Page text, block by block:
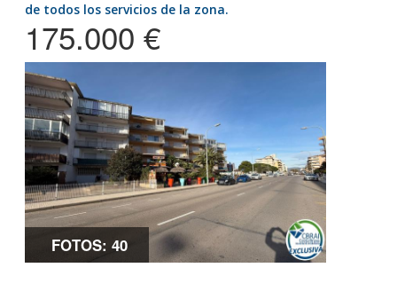
de todos los servicios de la zona.
175.000 €
FOTOS: 40